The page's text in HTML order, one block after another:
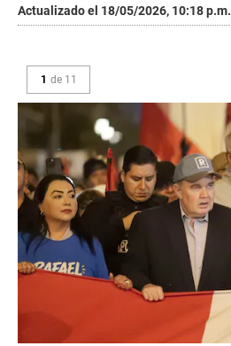
Actualizado el 18/05/2026, 10:18 p.m.
1 de 11